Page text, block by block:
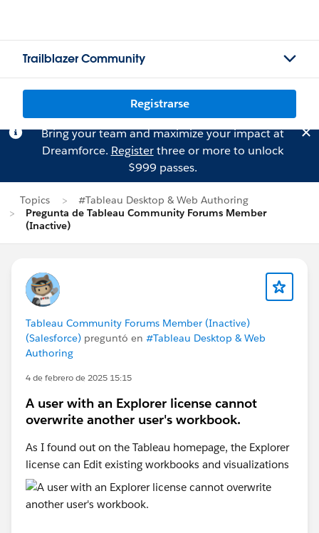
Trailblazer Community
Registrarse
Bring your team and maximize your impact at
Dreamforce. Registerthree or more to unlock
$999 passes.
Topics
#Tableau Desktop & Web Authoring
Pregunta de Tableau Community Forums Member
(Inactive)
Tableau Community Forums Member (Inactive)
(Salesforce) preguntó en #Tableau Desktop & Web
Authoring
4 de febrero de 2025 15:15
A user with an Explorer license cannot
overwrite another user's workbook.
As I found out on the Tableau homepage, the Explorer
license can Edit existing workbooks and visualizations